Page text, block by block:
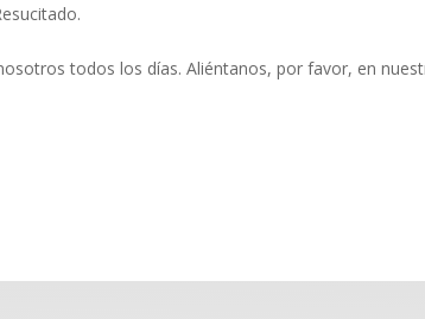
todos los días. Aliéntanos, por favor, en